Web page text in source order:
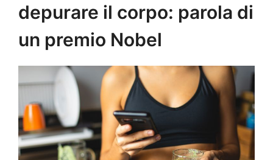
depurare il corpo: parola di
un premio Nobel